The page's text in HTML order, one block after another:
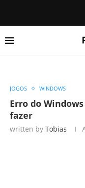
JOGOS WINDOWS
Erro do
fazer
written by Tobias